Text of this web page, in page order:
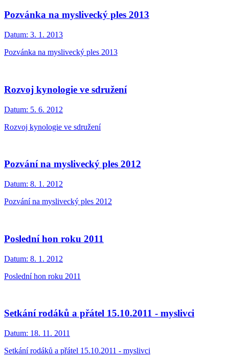
Pozvánka na myslivecký ples 2013
Datum: 3. 1. 2013
Pozvánka na myslivecký ples 2013
Rozvoj kynologie ve sdružení
Datum: 5. 6. 2012
Rozvoj kynologie ve sdružení
Pozvání na myslivecký ples 2012
Datum: 8. 1. 2012
Pozvání na myslivecký ples 2012
Poslední hon roku 2011
Datum: 8. 1. 2012
Poslední hon roku 2011
Setkání rodáků a přátel 15.10.2011 - myslivci
Datum: 18. 11. 2011
Setkání rodáků a přátel 15.10.2011 - myslivci